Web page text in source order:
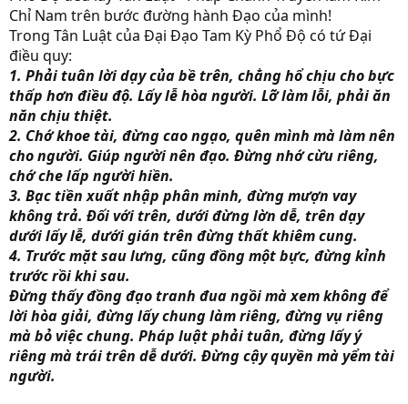
Chỉ Nam trên bước đường hành Đạo của mình!
Trong Tân Luật của Đại Đạo Tam Kỳ Phổ Độ có tứ Đại
điều quy:
1. Phải tuân lời dạy của bề trên, chẳng hổ chịu cho bực
thấp hơn điều độ. Lấy lễ hòa người. Lỡ làm lỗi, phải ăn
năn chịu thiệt.
2. Chớ khoe tài, đừng cao ngạo, quên mình mà làm nên
cho người. Giúp người nên đạo. Đừng nhớ cừu riêng,
chớ che lấp người hiền.
3. Bạc tiền xuất nhập phân minh, đừng mượn vay
không trả. Đối với trên, dưới đừng lờn dễ, trên dạy
dưới lấy lễ, dưới gián trên đừng thất khiêm cung.
4. Trước mặt sau lưng, cũng đồng một bực, đừng kỉnh
trước rồi khi sau.
Đừng thấy đồng đạo tranh đua ngồi mà xem không để
lời hòa giải, đừng lấy chung làm riêng, đừng vụ riêng
mà bỏ việc chung. Pháp luật phải tuân, đừng lấy ý
riêng mà trái trên dễ dưới. Đừng cậy quyền mà yểm tài
người.